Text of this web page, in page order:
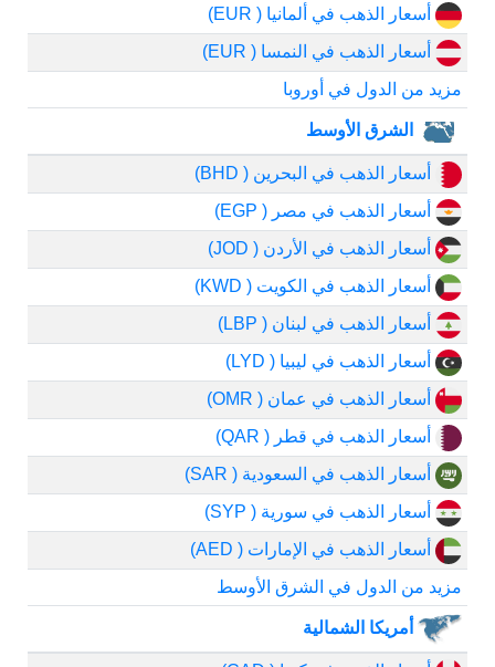
أسعار الذهب في ألمانيا ( EUR)
أسعار الذهب في النمسا ( EUR)
مزيد من الدول في أوروبا
الشرق الأوسط
أسعار الذهب في البحرين ( BHD)
أسعار الذهب في مصر ( EGP)
أسعار الذهب في الأردن ( JOD)
أسعار الذهب في الكويت ( KWD)
أسعار الذهب في لبنان ( LBP)
أسعار الذهب في ليبيا ( LYD)
أسعار الذهب في عمان ( OMR)
أسعار الذهب في قطر ( QAR)
أسعار الذهب في السعودية ( SAR)
أسعار الذهب في سورية ( SYP)
أسعار الذهب في الإمارات ( AED)
مزيد من الدول في الشرق الأوسط
أمريكا الشمالية